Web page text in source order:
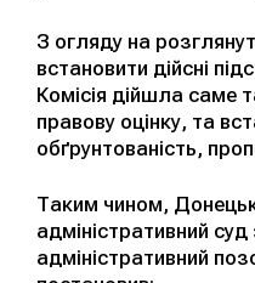
З огляду на
встановити дійсні
Комісія дійшла саме
правову оцінку, та
обґрунтованість,
Таким чином,
адміністративний
адміністративний